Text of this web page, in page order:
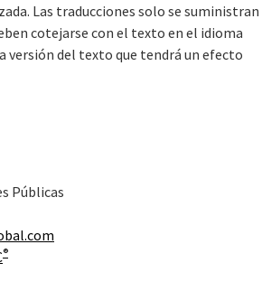
Las traducciones solo se suministran
cotejarse con el texto en el idioma
versión del texto que tendrá un efecto
Públicas
®